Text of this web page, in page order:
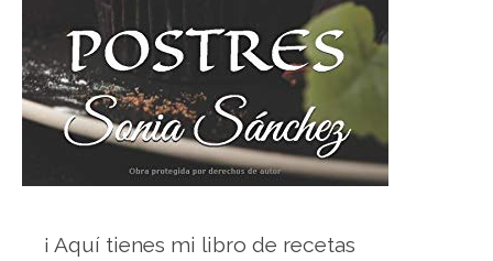
¡ Aquí tienes mi libro de recetas